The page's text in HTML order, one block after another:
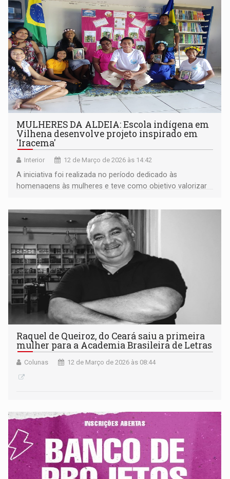
MULHERES DA ALDEIA: Escola indígena em
Vilhena desenvolve projeto inspirado em
'Iracema'
Interior 12 de Março de 2026 às 14:42
A iniciativa foi realizada no período dedicado às
homenagens às mulheres e teve como objetivo valorizar
de uma releitura da obra literária através da fotografia
Raquel de Queiroz, do Ceará saiu a primeira
mulher para a Academia Brasileira de Letras
Colunas 12 de Março de 2026 às 08:44